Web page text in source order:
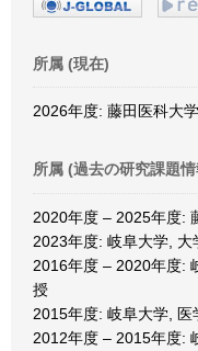
所属 (現在)
2026年度: 藤田医科大
所属 (過去の研究課題
2020年度 – 2025年度:
2023年度: 岐阜大学,
2016年度 – 2020年度:
授
2015年度: 岐阜大学,
2012年度 – 2015年度: